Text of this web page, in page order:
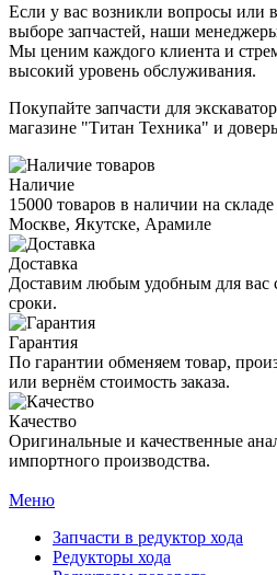
Если у вас возникли вопросы или
выборе запчастей, наши
Мы ценим каждого клиента и
высокий уровень обслуживания.
Покупайте запчасти для
магазине "Титан Техника" и
Наличие
15000 товаров в наличии на
Москве, Якутске, Арамиле
Доставка
Доставим любым удобным для вас
сроки.
Гарантия
По гарантии обменяем товар,
или вернём стоимость заказа.
Качество
Оригинальные и качественные
импортного производства.
Меню
Запчасти в редуктор хода
Редукторы хода